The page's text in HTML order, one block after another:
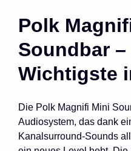
Polk
Soundbar –
Wichtigste
Die Polk Magnifi Mini
Audiosystem, das dank
Kanalsurround-Sounds